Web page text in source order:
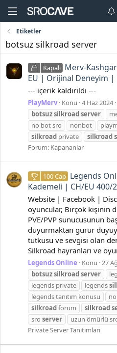
Etiketler
botsuz silkroad server
Kapalı Merv-
EU | Orijinal Deneyim |
--- içerik kaldırıldı ---
PlayMerv Konu 4 Haz 2024
botsuzsilkroadserver
no bot sro
nonbot
silkroad private silkroad
Forum: Kapananlar
100 Cap Legends
Kademeli | CH/EU 400/
Website | Facebook |
oyuncular, Birçok kişinin
PVE/PVP sunucusunun
duyurmaktan gurur
tutkusu ve sevgisi olan
Silkroad hayranları ve
Legends Online Konu 27
botsuzsilkroadserver
legends private
legends
legends tanıtım konusu
silkroadforum silkroad
sro server uzun ömürlü
Private Server Tanıtımları